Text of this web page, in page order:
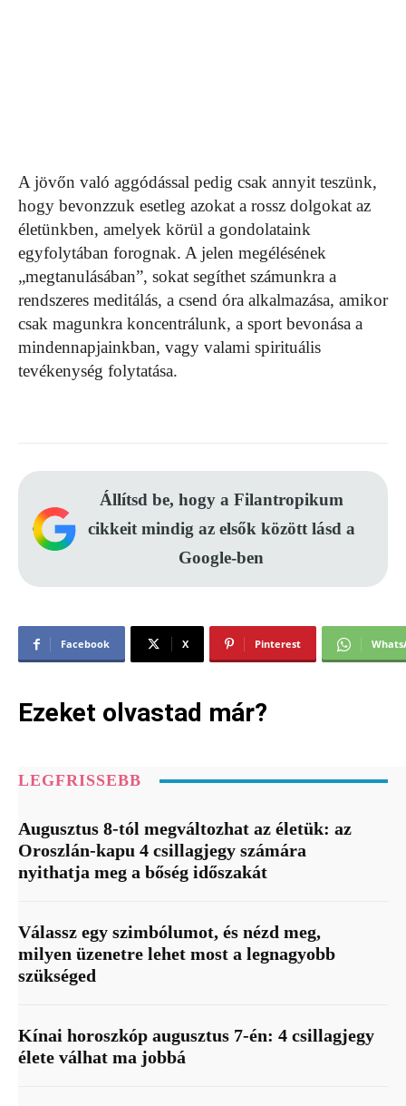
A jövőn való aggódással pedig csak annyit teszünk,
hogy bevonzzuk esetleg azokat a rossz dolgokat az
életünkben, amelyek körül a gondolataink
egyfolytában forognak. A jelen megélésének
„megtanulásában”, sokat segíthet számunkra a
rendszeres meditálás, a csend óra alkalmazása, amikor
csak magunkra koncentrálunk, a sport bevonása a
mindennapjainkban, vagy valami spirituális
tevékenység folytatása.
Állítsd be, hogy a Filantropikum
cikkeit mindig az elsők között lásd a
Google-ben
Facebook X Pinterest
Ezeket olvastad már?
LEGFRISSEBB
Augusztus 8-tól megváltozhat az életük: az
Oroszlán-kapu 4 csillagjegy számára
nyithatja meg a bőség időszakát
Válassz egy szimbólumot, és nézd meg,
milyen üzenetre lehet most a legnagyobb
szükséged
Kínai horoszkóp augusztus 7-én: 4 csillagjegy
élete válhat ma jobbá